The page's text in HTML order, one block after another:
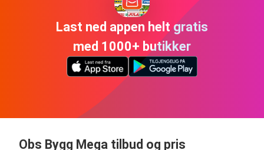
Last ned appen helt gratis
med 1000+ butikker
Obs Bygg Mega tilbud og pris